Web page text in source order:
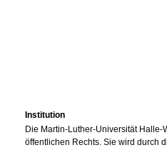
Institution
Die Martin-Luther-Universität
öffentlichen Rechts. Sie wird durch